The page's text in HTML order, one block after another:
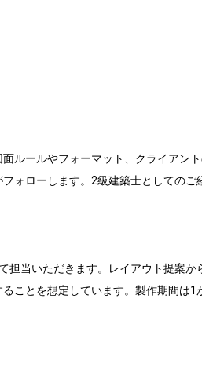
ルールやフォーマット、クライアン
ォローします。2級建築士としてのご
当いただきます。レイアウト提案
ことを想定しています。製作期間は